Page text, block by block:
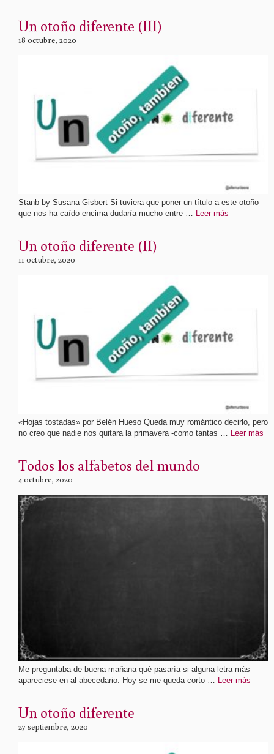
Un otoño diferente (III)
18 octubre, 2020
Stanb by Susana Gisbert Si tuviera que poner un título a este otoño
que nos ha caído encima dudaría mucho entre … Leer más
Un otoño diferente (II)
11 octubre, 2020
«Hojas tostadas» por Belén Hueso Queda muy romántico decirlo, pero
no creo que nadie nos quitara la primavera -como tantas … Leer más
Todos los alfabetos del mundo
4 octubre, 2020
Me preguntaba de buena mañana qué pasaría si alguna letra más
apareciese en al abecedario. Hoy se me queda corto … Leer más
Un otoño diferente
27 septiembre, 2020